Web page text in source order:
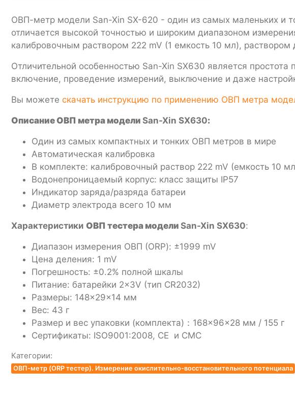
ОВП-метр модели San-Xin SX-620 - один из самых маленьких и
отличается высокой точностью и широким диапазоном
калибровочным раствором 222 mV (1 емкость 10 мл),
Отличительной особенностью San-Xin SX630 является
включение, проведение измерений, выключение и даже
Вы можете скачать инструкцию по применению ОВП метра
Описание ОВП метра модели San-Xin SX630:
Один из самых компактных и тонких ОВП метров в мире
Автоматическая калибровка
В комплекте: калибровочный раствор 222 mV (емкость 10
Водонепроницаемый корпус: класс защиты IP57
Индикатор заряда/разряда батареи
Диаметр электрода всего 10 мм
Характеристики ОВП тестера модели San-Xin SX630:
Диапазон измерения ОВП (ORP): ±1999 mV
Цена деления: 1 mV
Погрешность: ±0.2% полной шкалы
Питание: батарейки 2×3V (тип CR2032)
Размеры: 148×29×14 мм
Вес: 43 г
Размер и вес упаковки (комплекта)：168×96×28 мм / 155 г
Сертификаты: ISO9001:2008, CE и CMC
Категории:
ОВП-метр (ORP тестер). Измерение окислительно-восстановительного потенциала